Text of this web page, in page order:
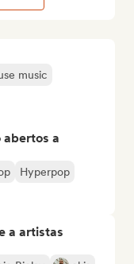
music
abertos a
Hyperpop
a artistas